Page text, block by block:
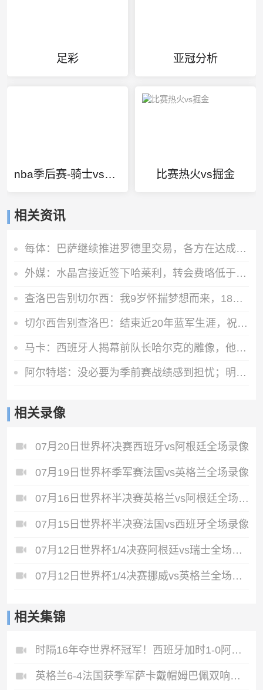
足彩 亚冠分析
nba季后赛-骑士vs猛龙 比赛热火vs掘金
相关资讯
每体：巴萨继续推进罗德里交易，各方在达成协议前仍保持谨慎态度
外媒：水晶宫接近签下哈莱利，转会费略低于3000万欧元
查洛巴告别切尔西：我9岁怀揣梦想而来，18年后是时候说再见了
切尔西告别查洛巴：结束近20年蓝军生涯，祝他在科莫一切顺利！
马卡：西班牙人揭幕前队长哈尔克的雕像，他在09年因心脏病离世
阿尔特塔：没必要为季前赛战绩感到担忧；明天所有队员全都会归队
相关录像
07月20日世界杯决赛西班牙vs阿根廷全场录像
07月19日世界杯季军赛法国vs英格兰全场录像
07月16日世界杯半决赛英格兰vs阿根廷全场录像
07月15日世界杯半决赛法国vs西班牙全场录像
07月12日世界杯1/4决赛阿根廷vs瑞士全场录像
07月12日世界杯1/4决赛挪威vs英格兰全场录像
相关集锦
时隔16年夺世界杯冠军！西班牙加时1-0阿根廷费兰制胜恩佐染红
英格兰6-4法国获季军萨卡戴帽姆巴佩双响创纪录奥利塞2助+失良机